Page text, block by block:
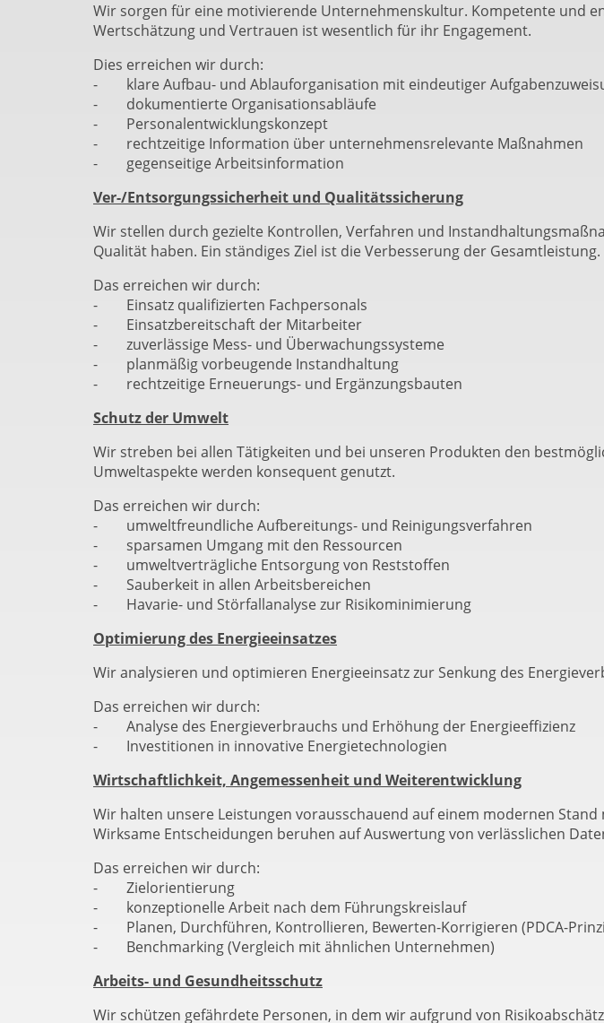
Wir sorgen für eine motivierende Unternehmenskultur. Kompetente und
Wertschätzung und Vertrauen ist wesentlich für ihr Engagement.
Dies erreichen wir durch:
- klare Aufbau- und Ablauforganisation mit eindeutiger
- dokumentierte Organisationsabläufe
- Personalentwicklungskonzept
- rechtzeitige Information über unternehmensrelevante Maßnahmen
- gegenseitige Arbeitsinformation
Ver-/Entsorgungssicherheit und Qualitätssicherung
Wir stellen durch gezielte Kontrollen, Verfahren und
Qualität haben. Ein ständiges Ziel ist die Verbesserung der Gesamtleistung.
Das erreichen wir durch:
- Einsatz qualifizierten Fachpersonals
- Einsatzbereitschaft der Mitarbeiter
- zuverlässige Mess- und Überwachungssysteme
- planmäßig vorbeugende Instandhaltung
- rechtzeitige Erneuerungs- und Ergänzungsbauten
Schutz der Umwelt
Wir streben bei allen Tätigkeiten und bei unseren Produkten den
Umweltaspekte werden konsequent genutzt.
Das erreichen wir durch:
- umweltfreundliche Aufbereitungs- und Reinigungsverfahren
- sparsamen Umgang mit den Ressourcen
- umweltverträgliche Entsorgung von Reststoffen
- Sauberkeit in allen Arbeitsbereichen
- Havarie- und Störfallanalyse zur Risikominimierung
Optimierung des Energieeinsatzes
Wir analysieren und optimieren Energieeinsatz zur Senkung des
Das erreichen wir durch:
- Analyse des Energieverbrauchs und Erhöhung der Energieeffizienz
- Investitionen in innovative Energietechnologien
Wirtschaftlichkeit, Angemessenheit und Weiterentwicklung
Wir halten unsere Leistungen vorausschauend auf einem modernen
Wirksame Entscheidungen beruhen auf Auswertung von verlässlichen
Das erreichen wir durch:
- Zielorientierung
- konzeptionelle Arbeit nach dem Führungskreislauf
- Planen, Durchführen, Kontrollieren, Bewerten-Korrigieren (PDCA-
- Benchmarking (Vergleich mit ähnlichen Unternehmen)
Arbeits- und Gesundheitsschutz
Wir schützen gefährdete Personen, in dem wir aufgrund von